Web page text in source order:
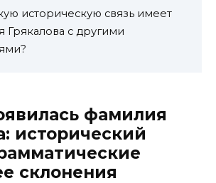
историческую связь имеет
Грякалова с другими
фамилия
исторический
склонения